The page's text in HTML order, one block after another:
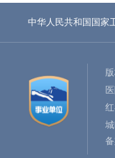
中华人民共和国国家